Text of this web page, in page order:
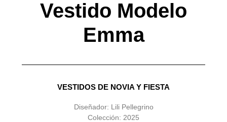
Vestido Modelo
Emma
VESTIDOS DE NOVIA Y FIESTA
Diseñador: Lili Pellegrino
Colección: 2025